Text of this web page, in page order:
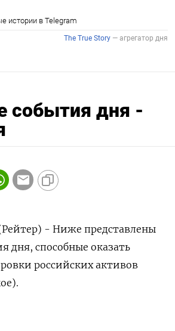
события дня -
- Ниже представлены
дня, способные оказать
российских активов